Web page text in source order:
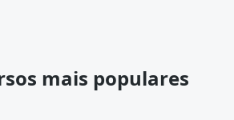
mais populares